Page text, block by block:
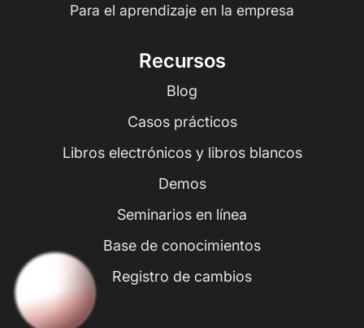
Para el aprendizaje en la empresa
Recursos
Blog
Casos prácticos
Libros electrónicos y libros blancos
Demos
Seminarios en línea
Base de conocimientos
Registro de cambios